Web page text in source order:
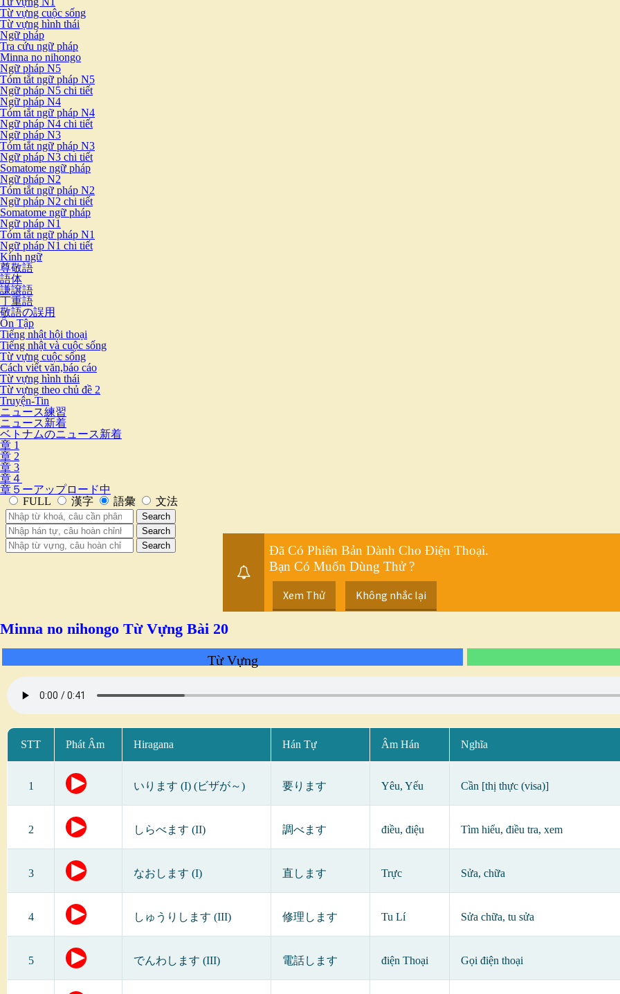
Từ vựng cuộc sống
Từ vựng hình thái
Ngữ pháp
Tra cứu ngữ pháp
Minna no nihongo
Ngữ pháp N5
Tóm tắt ngữ pháp N5
Ngữ pháp N5 chi tiết
Ngữ pháp N4
Tóm tắt ngữ pháp N4
Ngữ pháp N4 chi tiết
Ngữ pháp N3
Tóm tắt ngữ pháp N3
Ngữ pháp N3 chi tiết
Somatome ngữ pháp
Ngữ pháp N2
Tóm tắt ngữ pháp N2
Ngữ pháp N2 chi tiết
Somatome ngữ pháp
Ngữ pháp N1
Tóm tắt ngữ pháp N1
Ngữ pháp N1 chi tiết
Kính ngữ
尊敬語
語体
謙譲語
丁重語
敬語の誤用
Ôn Tập
Tiếng nhật hội thoại
Tiếng nhật và cuộc sống
Từ vựng cuộc sống
Cách viết văn,báo cáo
Từ vựng hình thái
Từ vựng theo chủ đề 2
Truyện-Tin
ニュース練習
ニュース新着
ベトナムのニュース新着
章 1
章 2
章 3
章４
章５ーアップロード中
Đã Có Phiên Bản Dành Cho Điện Thoại.
Bạn Có Muốn Dùng Thử ?
Xem Thử Không nhắc lại
Minna no nihongo Từ Vựng Bài 20
Từ Vựng
STT Phát Âm Hiragana Hán Tự Âm Hán Nghĩa
1 いります (I) (ビザが～) 要ります Yêu, Yếu Cần [thị thực (visa)]
2 しらべます (II) 調べます điều, điệu Tìm hiểu, điều tra, xem
3 なおします (I) 直します Trực Sửa, chữa
4 しゅうりします (III) 修理します Tu Lí Sửa chữa, tu sửa
5 でんわします (III) 電話します điện Thoại Gọi điện thoại